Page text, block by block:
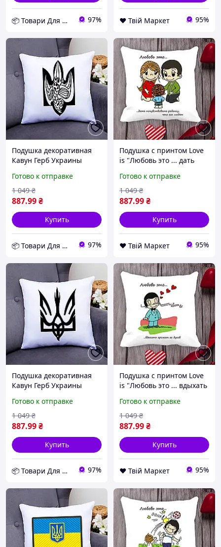
📦 Товари Для Дому 97% ❤️ Твій Маркет 95%
Подушка декоративная
Кавун Герб Украины
см (П000801) D11-2026
Готово к отправке
887.99₴
1 049 ₴
Купить
📦 Товари Для Дому 97%
Подушка с принтом Love
is "Любовь это ... дать
что его любят" Белый
Кавун П000008 D8-2026
Готово к отправке
887.99₴
1 049 ₴
Купить
❤️ Твій Маркет 95%
Подушка декоративная
Кавун Герб Украины
см (П000803) D10-2026
Готово к отправке
887.99₴
1 049 ₴
Купить
📦 Товари Для Дому 97%
Подушка с принтом Love
is "Любовь это ... вдыхать
П000009 D8-2026
Готово к отправке
887.99₴
1 049 ₴
Купить
❤️ Твій Маркет 95%